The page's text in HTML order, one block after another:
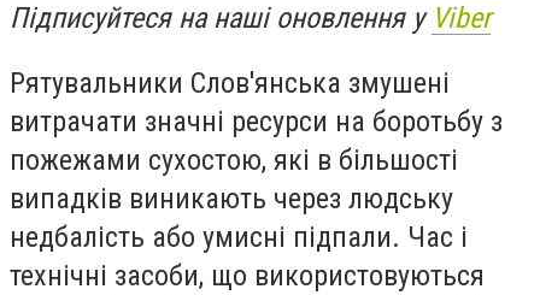
Підписуйтеся на наші оновлення у Viber
Рятувальники Слов'янська змушені
витрачати значні ресурси на боротьбу з
пожежами сухостою, які в більшості
випадків виникають через людську
недбалість або умисні підпали. Час і
технічні засоби, що використовуються